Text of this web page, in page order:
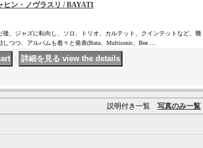
ン・ノヴラスリ / BAYATI
、ジャズに転向し、ソロ、トリオ、カルテット、クインテットなど、幾
つつ、アルバムも着々と発表(Buta、Multisonic、Bee …
説明付き一覧 写真のみ一覧